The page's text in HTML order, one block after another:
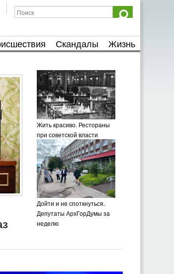
Скандалы Жизнь
Жить красиво. Рестораны
при советской власти
Дойти и не споткнуться.
Депутаты АрхГорДумы за
неделю